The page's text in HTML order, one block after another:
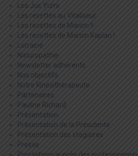
Les Jus Yumi
Les recettes au Vitaliseur
Les recettes de Marion !!
Les recettes de Marion Kaplan !
Lorraine
Naturopathie
Newsletter adhérents
Nos objectifs
Notre Kinésithérapeute
Partenaires
Pauline Richard
Présentation
Présentation de la Présidente
Présentation des stagiaires
Presse